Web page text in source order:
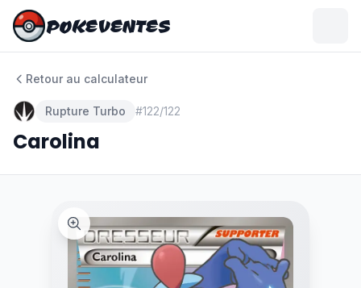
POKEVENTES
POKEVENTES
Retour au calculateur
Rupture Turbo #122/122
Carolina